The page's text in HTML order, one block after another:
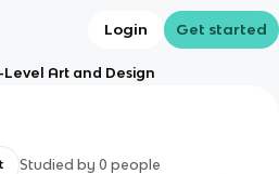
Login Get started
Level Art and Design
Studied by 0 people